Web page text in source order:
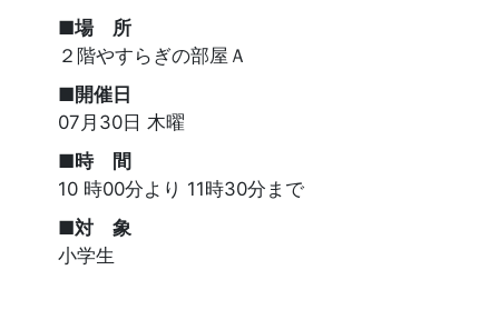
■場 所
２階やすらぎの部屋Ａ
■開催日
07月30日 木曜
■時 間
10 時00分より 11時30分まで
■対 象
小学生